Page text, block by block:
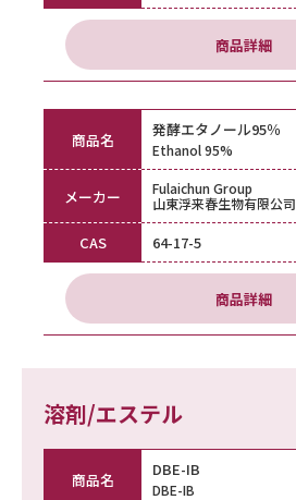
商品詳細
商品名 発酵エタノール95％
Ethanol 95%
メーカー
Fulaichun Group
山東浮来春生物有限公司
CAS 64-17-5
商品詳細
溶剤/エステル
商品名 DBE-IB
DBE-IB